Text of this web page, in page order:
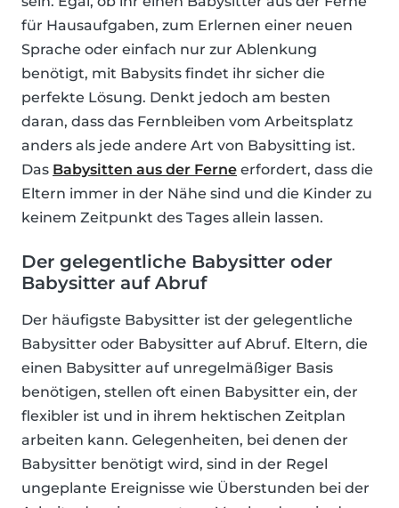
für Hausaufgaben, zum Erlernen einer neuen
Sprache oder einfach nur zur Ablenkung
benötigt, mit Babysits findet ihr sicher die
perfekte Lösung. Denkt jedoch am besten
daran, dass das Fernbleiben vom Arbeitsplatz
anders als jede andere Art von Babysitting ist.
Das Babysitten aus der Ferne erfordert, dass die
Eltern immer in der Nähe sind und die Kinder zu
keinem Zeitpunkt des Tages allein lassen.
Der gelegentliche Babysitter oder
Babysitter auf Abruf
Der häufigste Babysitter ist der gelegentliche
Babysitter oder Babysitter auf Abruf. Eltern, die
einen Babysitter auf unregelmäßiger Basis
benötigen, stellen oft einen Babysitter ein, der
flexibler ist und in ihrem hektischen Zeitplan
arbeiten kann. Gelegenheiten, bei denen der
Babysitter benötigt wird, sind in der Regel
ungeplante Ereignisse wie Überstunden bei der